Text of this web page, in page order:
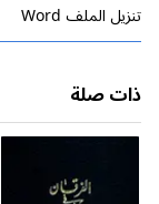
تنزیل الملف Word
ذات صلة